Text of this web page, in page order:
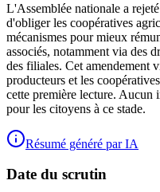
L'Assemblée nationale a
d'obliger les coopératives
mécanismes pour mieux
associés, notamment via des
des filiales. Cet amendement
producteurs et les
cette première lecture. Aucun
pour les citoyens à ce stade.
Résumé généré par IA
Date du scrutin